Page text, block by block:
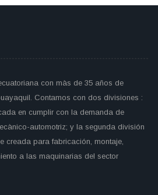
con màs de 35 años de
Contamos con dos divisiones :
en cumplir con la demanda de
automotriz; y la segunda división
creada para fabricación, montaje,
a las maquinarias del sector